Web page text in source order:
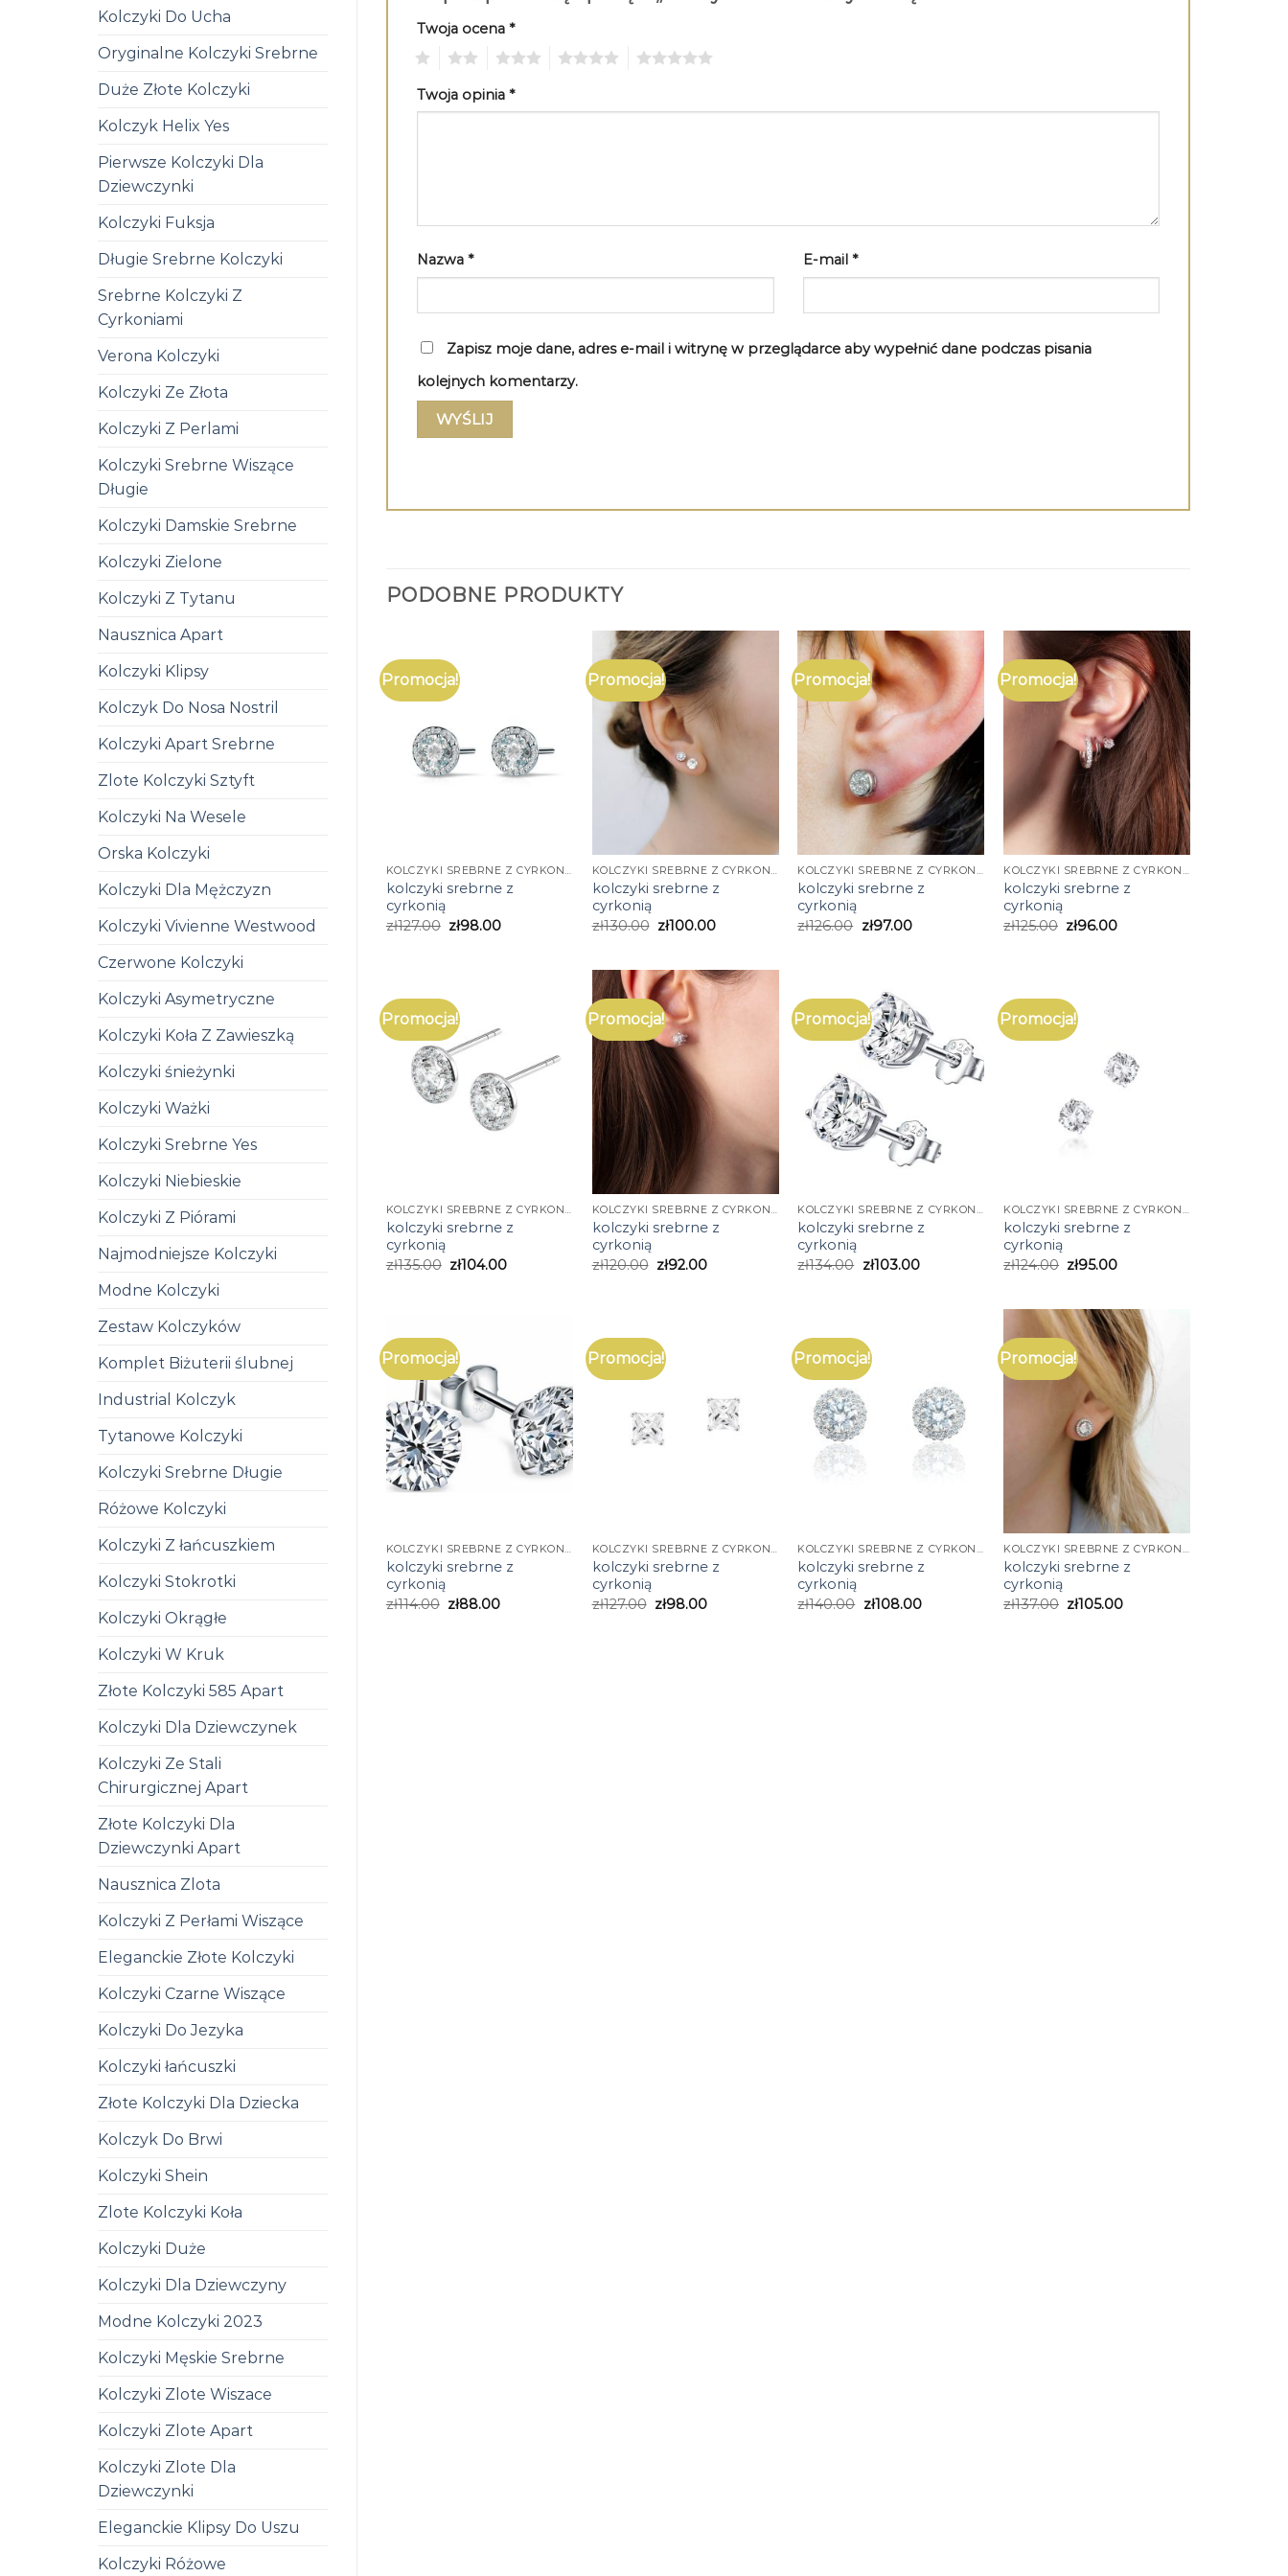
Kolczyki Do Ucha
Oryginalne Kolczyki Srebrne
Duże Złote Kolczyki
Kolczyk Helix Yes
Pierwsze Kolczyki Dla
Dziewczynki
Kolczyki Fuksja
Długie Srebrne Kolczyki
Srebrne Kolczyki Z
Cyrkoniami
Verona Kolczyki
Kolczyki Ze Złota
Kolczyki Z Perlami
Kolczyki Srebrne Wiszące
Długie
Kolczyki Damskie Srebrne
Kolczyki Zielone
Kolczyki Z Tytanu
Nausznica Apart
Kolczyki Klipsy
Kolczyk Do Nosa Nostril
Kolczyki Apart Srebrne
Zlote Kolczyki Sztyft
Kolczyki Na Wesele
Orska Kolczyki
Kolczyki Dla Mężczyzn
Kolczyki Vivienne Westwood
Czerwone Kolczyki
Kolczyki Asymetryczne
Kolczyki Koła Z Zawieszką
Kolczyki śnieżynki
Kolczyki Ważki
Kolczyki Srebrne Yes
Kolczyki Niebieskie
Kolczyki Z Piórami
Najmodniejsze Kolczyki
Modne Kolczyki
Zestaw Kolczyków
Komplet Biżuterii ślubnej
Industrial Kolczyk
Tytanowe Kolczyki
Kolczyki Srebrne Długie
Różowe Kolczyki
Kolczyki Z łańcuszkiem
Kolczyki Stokrotki
Kolczyki Okrągłe
Kolczyki W Kruk
Złote Kolczyki 585 Apart
Kolczyki Dla Dziewczynek
Kolczyki Ze Stali
Chirurgicznej Apart
Złote Kolczyki Dla
Dziewczynki Apart
Nausznica Zlota
Kolczyki Z Perłami Wiszące
Eleganckie Złote Kolczyki
Kolczyki Czarne Wiszące
Kolczyki Do Jezyka
Kolczyki łańcuszki
Złote Kolczyki Dla Dziecka
Kolczyk Do Brwi
Kolczyki Shein
Zlote Kolczyki Koła
Kolczyki Duże
Kolczyki Dla Dziewczyny
Modne Kolczyki 2023
Kolczyki Męskie Srebrne
Kolczyki Zlote Wiszace
Kolczyki Zlote Apart
Kolczyki Zlote Dla
Dziewczynki
Eleganckie Klipsy Do Uszu
Kolczyki Różowe
Twoja ocena *
Twoja opinia *
Nazwa * E-mail *
Zapisz moje dane, adres e-mail i witrynę w przeglądarce aby wypełnić dane podczas pisania
kolejnych komentarzy.
PODOBNE PRODUKTY
Promocja!
KOLCZYKI SREBRNE Z CYRKONIĄ
kolczyki srebrne z
cyrkonią
zł127.00 zł98.00
Promocja!
KOLCZYKI SREBRNE Z CYRKONIĄ
kolczyki srebrne z
cyrkonią
zł130.00 zł100.00
Promocja!
KOLCZYKI SREBRNE Z CYRKONIĄ
kolczyki srebrne z
cyrkonią
zł126.00 zł97.00
Promocja!
KOLCZYKI SREBRNE Z CYRKONIĄ
kolczyki srebrne z
cyrkonią
zł125.00 zł96.00
Promocja!
KOLCZYKI SREBRNE Z CYRKONIĄ
kolczyki srebrne z
cyrkonią
zł135.00 zł104.00
Promocja!
KOLCZYKI SREBRNE Z CYRKONIĄ
kolczyki srebrne z
cyrkonią
zł120.00 zł92.00
Promocja!
KOLCZYKI SREBRNE Z CYRKONIĄ
kolczyki srebrne z
cyrkonią
zł134.00 zł103.00
Promocja!
KOLCZYKI SREBRNE Z CYRKONIĄ
kolczyki srebrne z
cyrkonią
zł124.00 zł95.00
Promocja!
KOLCZYKI SREBRNE Z CYRKONIĄ
kolczyki srebrne z
cyrkonią
zł114.00 zł88.00
Promocja!
KOLCZYKI SREBRNE Z CYRKONIĄ
kolczyki srebrne z
cyrkonią
zł127.00 zł98.00
Promocja!
KOLCZYKI SREBRNE Z CYRKONIĄ
kolczyki srebrne z
cyrkonią
zł140.00 zł108.00
Promocja!
KOLCZYKI SREBRNE Z CYRKONIĄ
kolczyki srebrne z
cyrkonią
zł137.00 zł105.00